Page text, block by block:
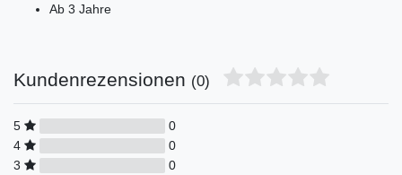
Ab 3 Jahre
Kundenrezensionen (0)
5
0
4
0
3
0